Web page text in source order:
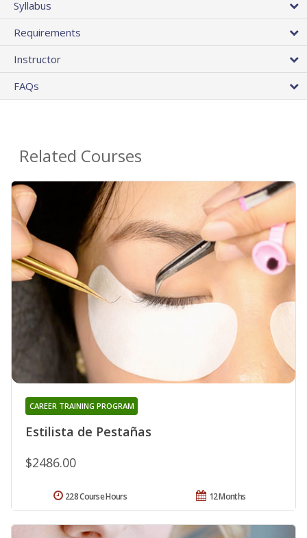
Syllabus
Requirements
Instructor
FAQs
Related Courses
Estilista de Pestañas
CAREER TRAINING PROGRAM
$2486.00
12 Months
228 Course Hours